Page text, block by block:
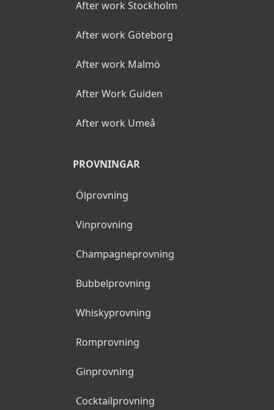
After work Stockholm
After work Göteborg
After work Malmö
After Work Guiden
After work Umeå
PROVNINGAR
Ölprovning
Vinprovning
Champagneprovning
Bubbelprovning
Whiskyprovning
Romprovning
Ginprovning
Cocktailprovning